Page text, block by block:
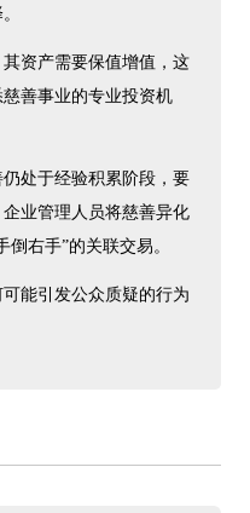
资产需要保值增值，这
善事业的专业投资机
处于经验积累阶段，要
业管理人员将慈善异化
右手”的关联交易。
能引发公众质疑的行为